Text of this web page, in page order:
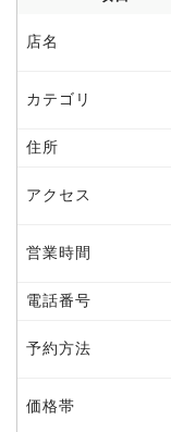
店名
カテゴリ
住所
アクセス
営業時間
電話番号
予約方法
価格帯